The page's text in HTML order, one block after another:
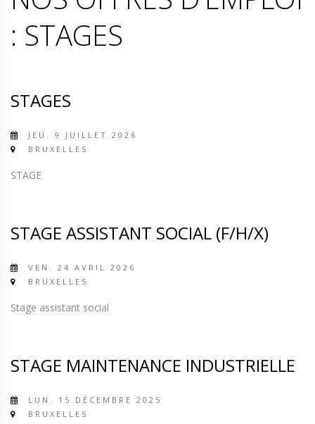
: STAGES
STAGES
JEU. 9 JUILLET 2026
BRUXELLES
STAGE
STAGE ASSISTANT SOCIAL (F/H/X)
VEN. 24 AVRIL 2026
BRUXELLES
Stage assistant social
STAGE MAINTENANCE INDUSTRIELLE
LUN. 15 DÉCEMBRE 2025
BRUXELLES